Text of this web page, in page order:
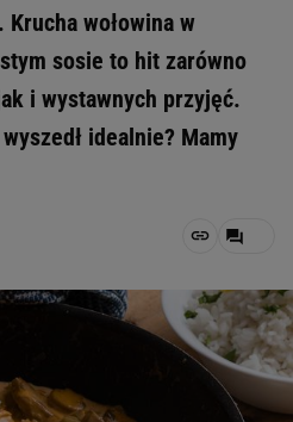
wołowina w
sosie to hit zarówno
i wystawnych przyjęć.
idealnie? Mamy